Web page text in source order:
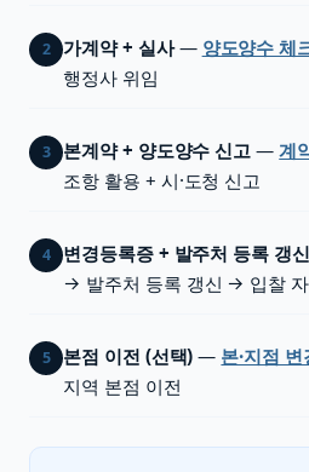
2 가계약 + 실사— 양도양수 체
행정사 위임
3 본계약 + 양도양수 신고 —계
조항 활용 + 시·도청 신고
4 변경등록증 + 발주처 등록 갱신
→ 발주처 등록 갱신 → 입찰
5 본점 이전 (선택) — 본·지점
지역 본점 이전